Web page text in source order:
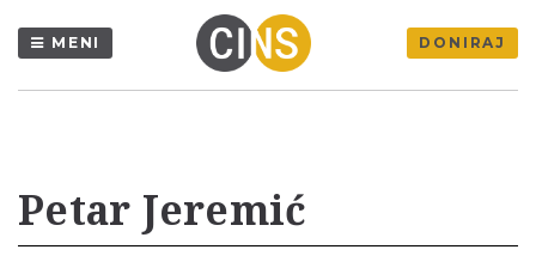
MENI DONIRAJ
Petar Jeremić